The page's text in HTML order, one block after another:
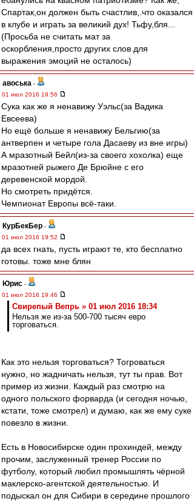
Спартак,он должен быть счастлив,.что оказался
в клубе и играть за великий дух! Тьфу,бля...
(Просьба не считать мат за
оскорбления,просто других слов для
выражения эмоций не осталось)
авоська -
01 июл 2016 19:56
Сука как же я ненавижу Уэльс(за Вадика
Евсеева)
Но ещё больше я ненавижу Бельгию(за
антверпен и четыре гола Дасаеву из вне игры)
А мразотный Бейл(из-за своего хохолка) еще
мразотней рыжего Де Брюйне с его
деревенской мордой.
Но смотреть придётся.
Чемпионат Европы всё-таки.
КурБекБер -
01 июл 2016 19:52
да всех гнать, пусть играют те, кто бесплатно
готовы. тоже мне блян
Юрис -
01 июл 2016 19:46
Свирепый Вепрь » 01 июл 2016 18:34
Нельзя же из-за 500-700 тысяч евро
торговаться.
Как это нельзя торговаться? Тогроваться
нужно, но жадничать нельзя, тут ты прав. Вот
пример из жизни. Каждый раз смотрю на
одного польского форварда (и сегодня ночью,
кстати, тоже смотрел) и думаю, как же ему суке
повезло в жизни.
Есть в Новосибирске один прохиндей, между
прочим, заслуженный тренер России по
футболу, который любил промышлять чёрной
маклерско-агентской деятельностью. И
подыскал он для Сибири в середине прошлого